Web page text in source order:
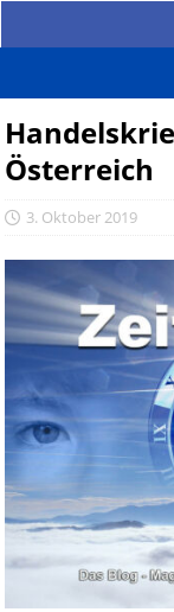
Österreich
3. Oktober 2019